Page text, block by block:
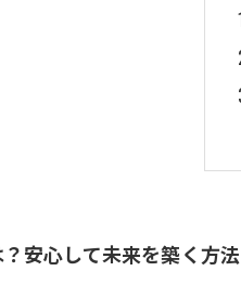
安心して未来を築く方法